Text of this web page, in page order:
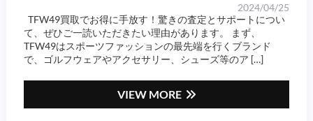
2024/04/25
TFW49買取でお得に手放す！驚きの査定とサポートについ
て、ぜひご一読いただきたい理由があります。 まず、
TFW49はスポーツファッションの最先端を行くブランド
で、ゴルフウェアやアクセサリー、シューズ等のア […]
VIEW MORE